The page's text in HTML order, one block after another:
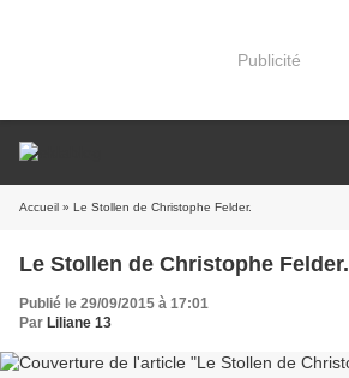
Publicité
Accueil » Le Stollen de Christophe Felder.
Le Stollen de Christophe Felder.
Publié le 29/09/2015 à 17:01
Par Liliane 13